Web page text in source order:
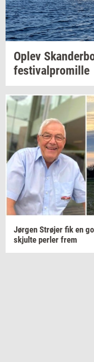
Oplev
festi­val­pro­mil­le
Jør­gen Strø­jer fik en
skjul­te per­ler frem